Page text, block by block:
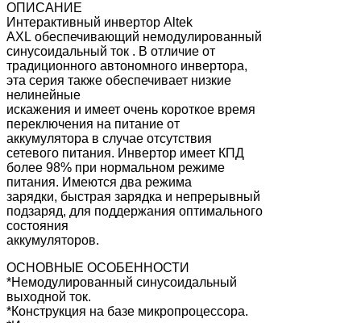
ОПИСАНИЕ
Интерактивный инвертор Altek
AXL обеспечивающий немодулированный
синусоидальный ток . В отличие от
традиционного автономного инвертора,
эта серия также обеспечивает низкие
нелинейные
искажения и имеет очень короткое время
переключения на питание от
аккумулятора в случае отсутствия
сетевого питания. Инвертор имеет КПД
более 98% при нормальном режиме
питания. Имеются два режима
зарядки, быстрая зарядка и непрерывный
подзаряд, для поддержания оптимального
состояния
аккумуляторов.
ОСНОВНЫЕ ОСОБЕННОСТИ
*Немодулированный синусоидальный
выходной ток.
*Конструкция на базе микропроцессора.